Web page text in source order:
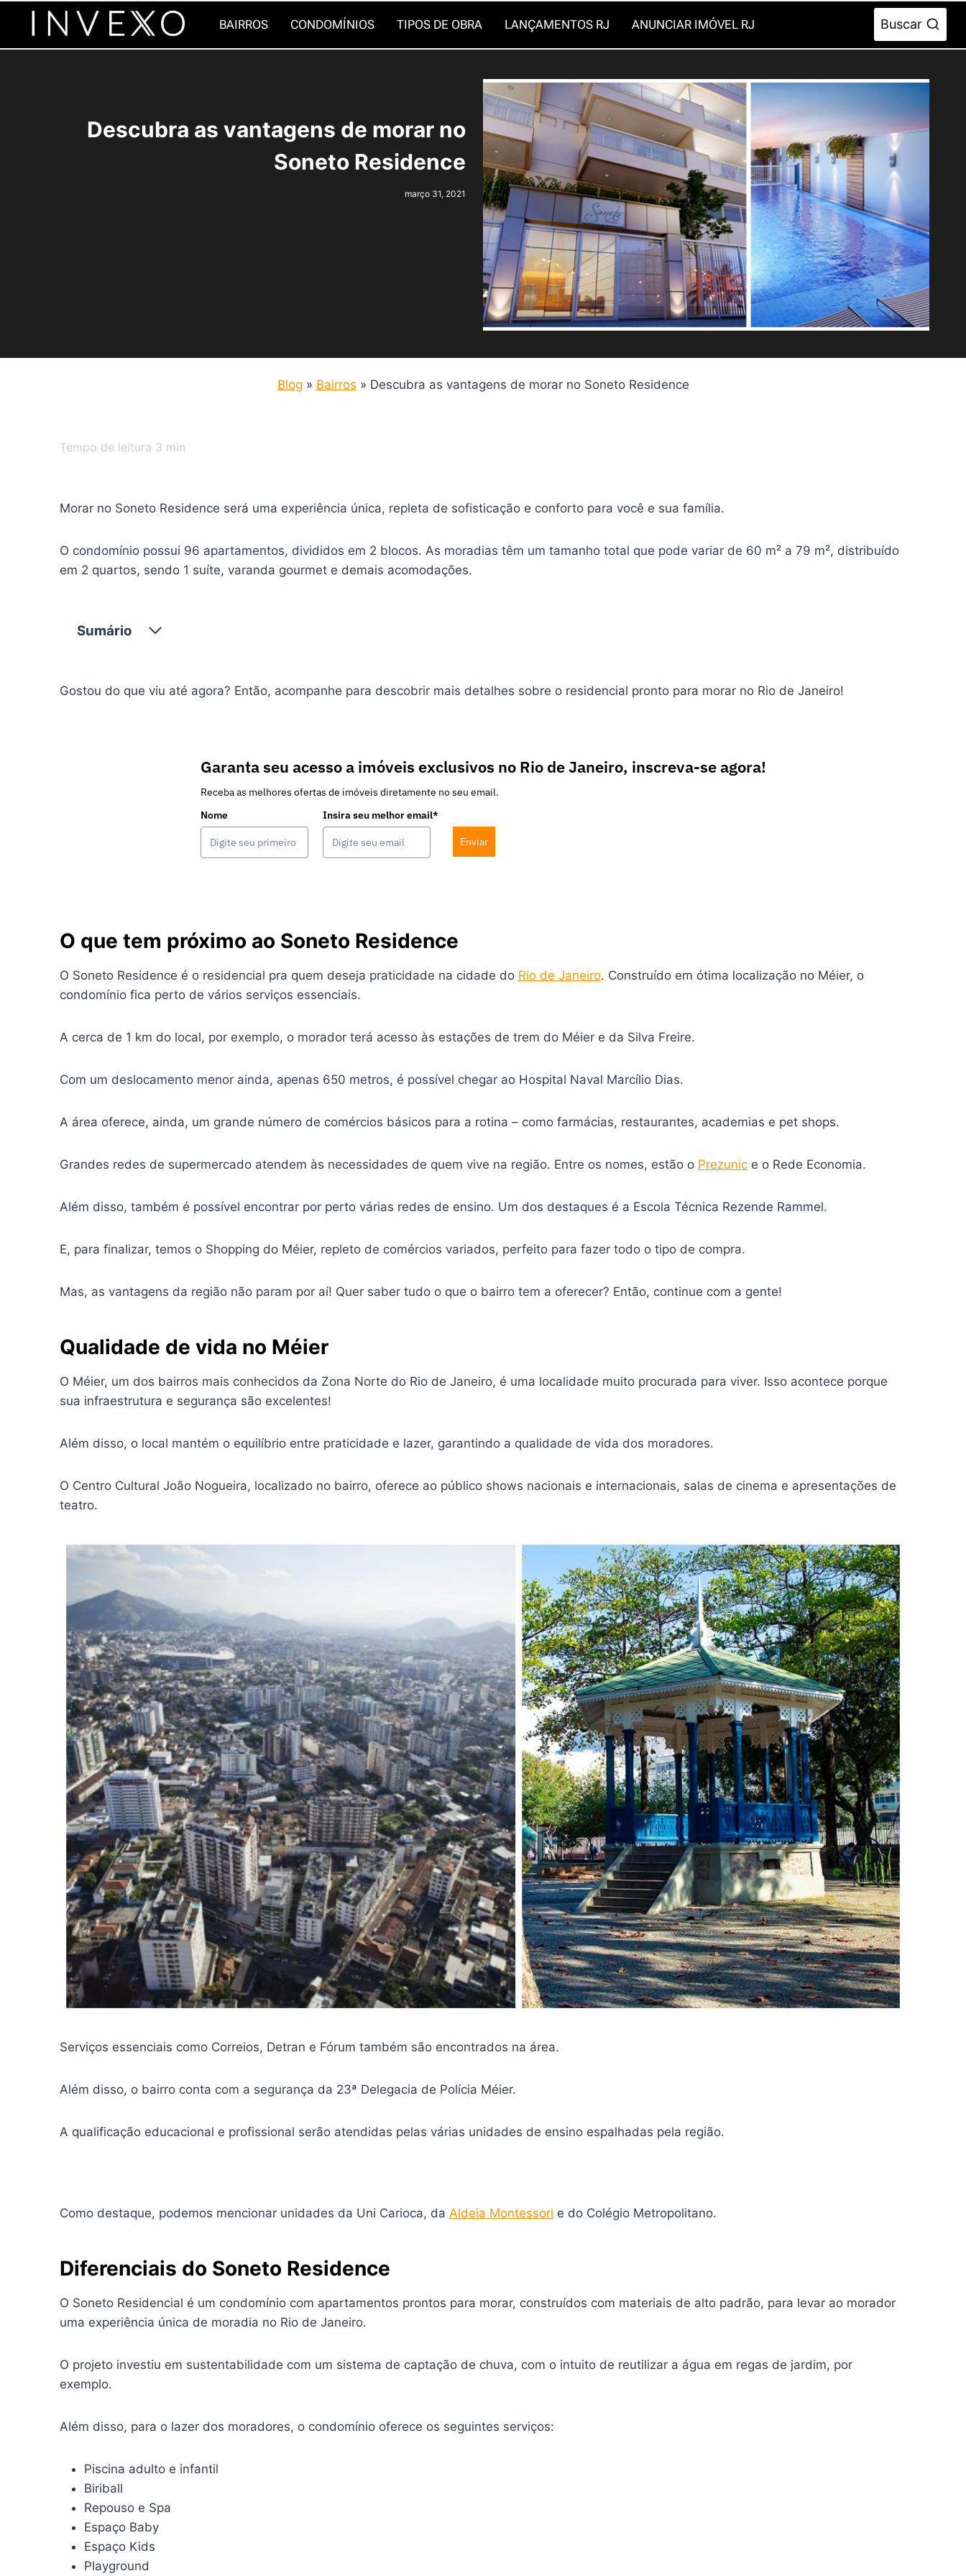
o
BAIRROS CONDOMÍNIOS TIPOS DE OBRA LANÇAMENTOS RJ ANUNCIAR IMÓVEL RJ Buscar
Descubra as vantagens de morar no
Soneto Residence
março 31, 2021
Blog » Bairros » Descubra as vantagens de morar no Soneto Residence
Tempo de leitura 3 min
Morar no Soneto Residence será uma experiência única, repleta de sofisticação e conforto para você e sua família.
O condomínio possui 96 apartamentos, divididos em 2 blocos. As moradias têm um tamanho total que pode variar de 60 m² a 79 m², distribuído
em 2 quartos, sendo 1 suíte, varanda gourmet e demais acomodações.
Sumário
Gostou do que viu até agora? Então, acompanhe para descobrir mais detalhes sobre o residencial pronto para morar no Rio de Janeiro!
Garanta seu acesso a imóveis exclusivos no Rio de Janeiro, inscreva-se agora!
Receba as melhores ofertas de imóveis diretamente no seu email.
Nome
Insira seu melhor email*
Enviar
O que tem próximo ao Soneto Residence
O Soneto Residence é o residencial pra quem deseja praticidade na cidade do Rio de Janeiro. Construído em ótima localização no Méier, o
condomínio fica perto de vários serviços essenciais.
A cerca de 1 km do local, por exemplo, o morador terá acesso às estações de trem do Méier e da Silva Freire.
Com um deslocamento menor ainda, apenas 650 metros, é possível chegar ao Hospital Naval Marcílio Dias.
A área oferece, ainda, um grande número de comércios básicos para a rotina – como farmácias, restaurantes, academias e pet shops.
Grandes redes de supermercado atendem às necessidades de quem vive na região. Entre os nomes, estão o Prezunic e o Rede Economia.
Além disso, também é possível encontrar por perto várias redes de ensino. Um dos destaques é a Escola Técnica Rezende Rammel.
E, para finalizar, temos o Shopping do Méier, repleto de comércios variados, perfeito para fazer todo o tipo de compra.
Mas, as vantagens da região não param por aí! Quer saber tudo o que o bairro tem a oferecer? Então, continue com a gente!
Qualidade de vida no Méier
O Méier, um dos bairros mais conhecidos da Zona Norte do Rio de Janeiro, é uma localidade muito procurada para viver. Isso acontece porque
sua infraestrutura e segurança são excelentes!
Além disso, o local mantém o equilíbrio entre praticidade e lazer, garantindo a qualidade de vida dos moradores.
O Centro Cultural João Nogueira, localizado no bairro, oferece ao público shows nacionais e internacionais, salas de cinema e apresentações de
teatro.
Serviços essenciais como Correios, Detran e Fórum também são encontrados na área.
Além disso, o bairro conta com a segurança da 23ª Delegacia de Polícia Méier.
A qualificação educacional e profissional serão atendidas pelas várias unidades de ensino espalhadas pela região.
Como destaque, podemos mencionar unidades da Uni Carioca, da Aldeia Montessori e do Colégio Metropolitano.
Diferenciais do Soneto Residence
O Soneto Residencial é um condomínio com apartamentos prontos para morar, construídos com materiais de alto padrão, para levar ao morador
uma experiência única de moradia no Rio de Janeiro.
O projeto investiu em sustentabilidade com um sistema de captação de chuva, com o intuito de reutilizar a água em regas de jardim, por
exemplo.
Além disso, para o lazer dos moradores, o condomínio oferece os seguintes serviços:
Piscina adulto e infantil
Biriball
Repouso e Spa
Espaço Baby
Espaço Kids
Playground